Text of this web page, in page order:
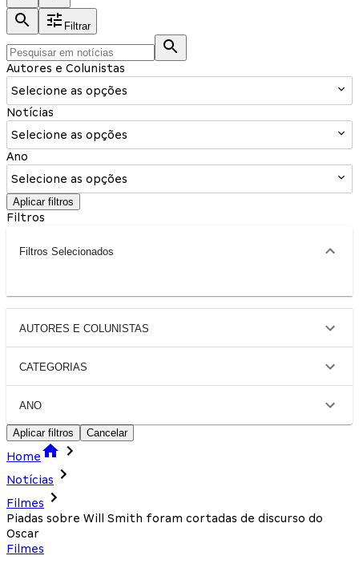
Filtrar
Autores e Colunistas
Selecione as opções
Notícias
Selecione as opções
Ano
Selecione as opções
Aplicar filtros
Filtros
Filtros Selecionados
AUTORES E COLUNISTAS
CATEGORIAS
ANO
Aplicar filtros Cancelar
Home
Notícias
Filmes
Piadas sobre Will Smith foram cortadas de discurso do
Oscar
Filmes